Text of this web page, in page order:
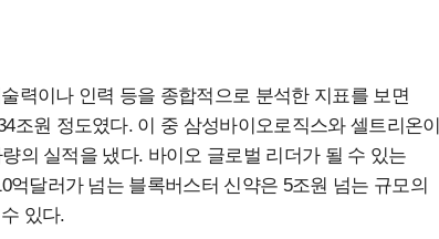
력이나 인력 등을 종합적으로 분석한 지표를 보면
조원 정도였다. 이 중 삼성바이오로직스와 셀트리온이
의 실적을 냈다. 바이오 글로벌 리더가 될 수 있는
달러가 넘는 블록버스터 신약은 5조원 넘는 규모의
있다.